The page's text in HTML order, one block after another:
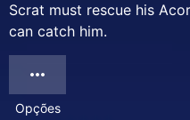
Scrat must rescue his
can catch him.
Opções